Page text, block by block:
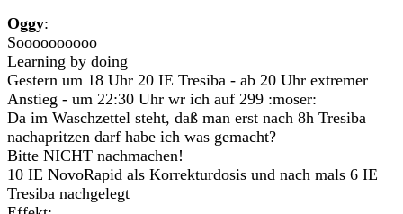
Oggy:
Soooooooooo
Learning by doing
Gestern um 18 Uhr 20 IE Tresiba - ab 20 Uhr extremer
Anstieg - um 22:30 Uhr wr ich auf 299 :moser:
Da im Waschzettel steht, daß man erst nach 8h Tresiba
nachapritzen darf habe ich was gemacht?
Bitte NICHT nachmachen!
10 IE NovoRapid als Korrekturdosis und nach mals 6 IE
Tresiba nachgelegt